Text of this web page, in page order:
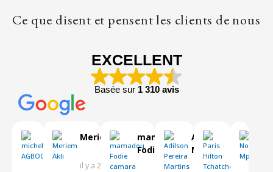
Ce que disent et pensent les clients de nous
EXCELLENT
Basée sur 1 310 avis
michel
AGBOGBE
Meriem Akli
il y a 2 jours
mamadou
Fodie camara
Adilson Pereira
Martins
Paris